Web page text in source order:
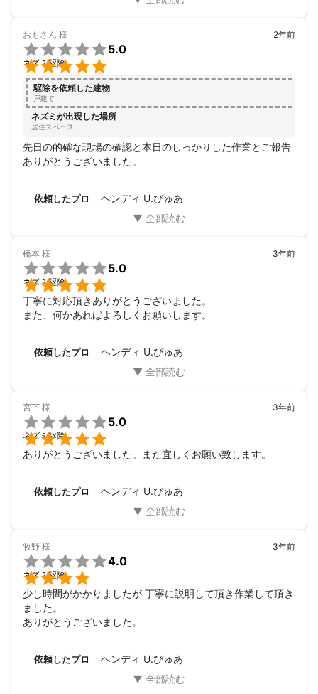
おもさん 様


5.0
ネズミ駆除
2年前
駆除を依頼した建物
戸建て
ネズミが出現した場所
居住スペース
先日の的確な現場の確認と本日のしっかりした作業とご報告
ありがとうございました。
依頼したプロ ヘンディ U.ぴゅあ
橋本 様


5.0
ネズミ駆除
3年前
丁寧に対応頂きありがとうございました。
また、何かあればよろしくお願いします。
依頼したプロ ヘンディ U.ぴゅあ
宮下 様


5.0
ネズミ駆除
3年前
ありがとうございました。また宜しくお願い致します。
依頼したプロ ヘンディ U.ぴゅあ
牧野 様


4.0
ネズミ駆除
3年前
少し時間がかかりましたが 丁寧に説明して頂き作業して頂き
ました。
ありがとうございました。
依頼したプロ ヘンディ U.ぴゅあ